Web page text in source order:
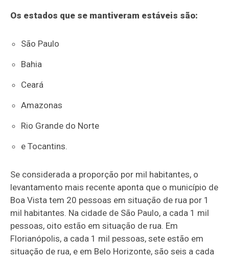
Os estados que se mantiveram estáveis são:
São Paulo
Bahia
Ceará
Amazonas
Rio Grande do Norte
e Tocantins.
Se considerada a proporção por mil habitantes, o
levantamento mais recente aponta que o município de
Boa Vista tem 20 pessoas em situação de rua por 1
mil habitantes. Na cidade de São Paulo, a cada 1 mil
pessoas, oito estão em situação de rua. Em
Florianópolis, a cada 1 mil pessoas, sete estão em
situação de rua, e em Belo Horizonte, são seis a cada